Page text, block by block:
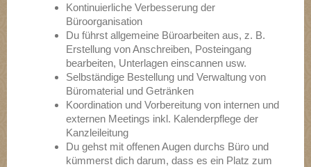
Kontinuierliche Verbesserung der
Büroorganisation
Du führst allgemeine Büroarbeiten aus, z. B.
Erstellung von Anschreiben, Posteingang
bearbeiten, Unterlagen einscannen usw.
Selbständige Bestellung und Verwaltung von
Büromaterial und Getränken
Koordination und Vorbereitung von internen und
externen Meetings inkl. Kalenderpflege der
Kanzleileitung
Du gehst mit offenen Augen durchs Büro und
kümmerst dich darum, dass es ein Platz zum